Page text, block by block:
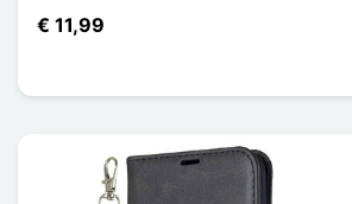
€ 11,99